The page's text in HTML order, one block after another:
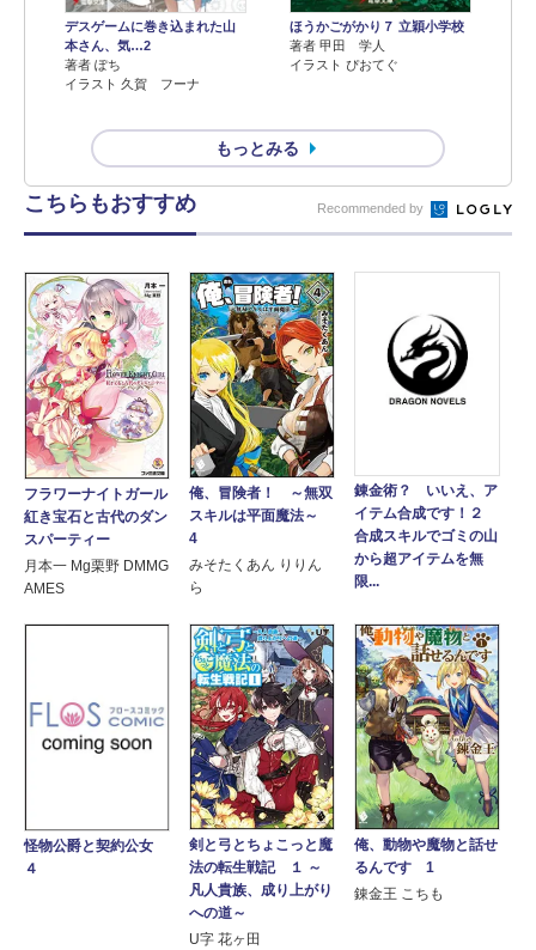
デスゲームに巻き込まれた山
本さん、気…2
著者 ぽち
イラスト 久賀 フーナ
ほうかごがかり７ 立穎小学校
著者 甲田 学人
イラスト ぴおてぐ
もっとみる
こちらもおすすめ Recommended by
フラワーナイトガール
紅き宝石と古代のダン
スパーティー
月本一 Mg栗野 DMMG
AMES
俺、冒険者！ ～無双
スキルは平面魔法～
4
みそたくあん りりん
ら
錬金術？ いいえ、ア
イテム合成です！２
合成スキルでゴミの山
から超アイテムを無
限...
怪物公爵と契約公女
４
剣と弓とちょこっと魔
法の転生戦記 １ ～
凡人貴族、成り上がり
への道～
U字 花ヶ田
俺、動物や魔物と話せ
るんです 1
錬金王 こちも